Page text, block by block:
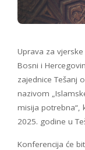
Uprava za
Bosni i
zajednice Tešanj
nazivom
misija potrebna“,
2025. godine u
Konferencija će